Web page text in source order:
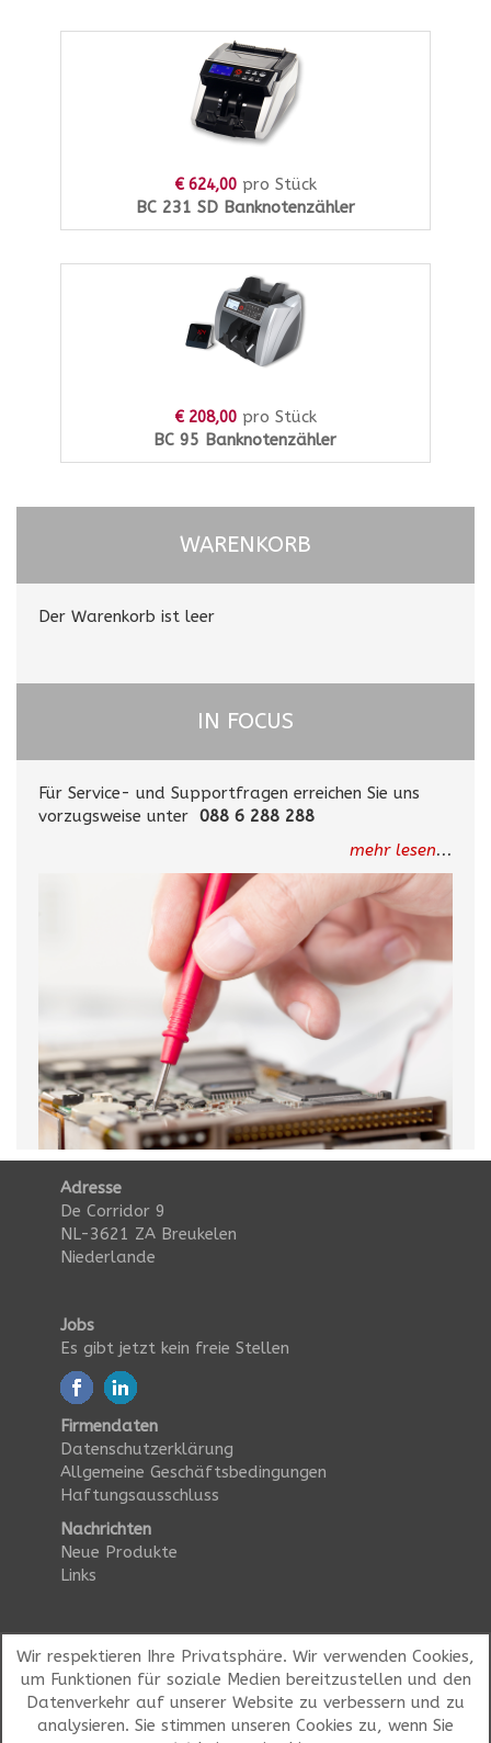
€ 624,00 pro Stück
BC 231 SD Banknotenzähler
€ 208,00 pro Stück
BC 95 Banknotenzähler
WARENKORB
Der Warenkorb ist leer
IN FOCUS
Für Service- und Supportfragen erreichen Sie uns
vorzugsweise unter 088 6 288 288
mehr lesen...
Adresse
De Corridor 9
NL-3621 ZA Breukelen
Niederlande
Jobs
Es gibt jetzt kein freie Stellen
Firmendaten
Datenschutzerklärung
Allgemeine Geschäftsbedingungen
Haftungsausschluss
Nachrichten
Neue Produkte
Links
Wir respektieren Ihre Privatsphäre. Wir verwenden Cookies,
um Funktionen für soziale Medien bereitzustellen und den
Datenverkehr auf unserer Website zu verbessern und zu
analysieren. Sie stimmen unseren Cookies zu, wenn Sie